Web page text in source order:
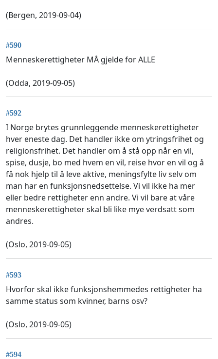
(Bergen, 2019-09-04)
#590
Menneskerettigheter MÅ gjelde for ALLE
(Odda, 2019-09-05)
#592
I Norge brytes grunnleggende menneskerettigheter
hver eneste dag. Det handler ikke om ytringsfrihet og
religionsfrihet. Det handler om å stå opp når en vil,
spise, dusje, bo med hvem en vil, reise hvor en vil og å
få nok hjelp til å leve aktive, meningsfylte liv selv om
man har en funksjonsnedsettelse. Vi vil ikke ha mer
eller bedre rettigheter enn andre. Vi vil bare at våre
menneskerettigheter skal bli like mye verdsatt som
andres.
(Oslo, 2019-09-05)
#593
Hvorfor skal ikke funksjonshemmedes rettigheter ha
samme status som kvinner, barns osv?
(Oslo, 2019-09-05)
#594